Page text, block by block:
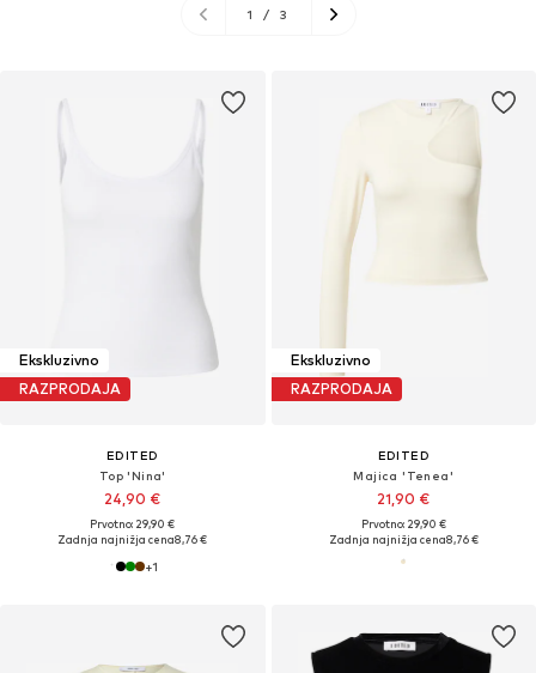
Ekskluzivno
RAZPRODAJA
EDITED
Top 'Nina'
24,90 €
Prvotno: 29,90 €
Zadnja najnižja cena8,76 €
+1
Ekskluzivno
RAZPRODAJA
EDITED
Majica 'Tenea'
21,90 €
Prvotno: 29,90 €
Zadnja najnižja cena8,76 €
1 / 3